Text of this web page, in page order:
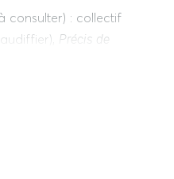
consulter) : collectif
Précis de